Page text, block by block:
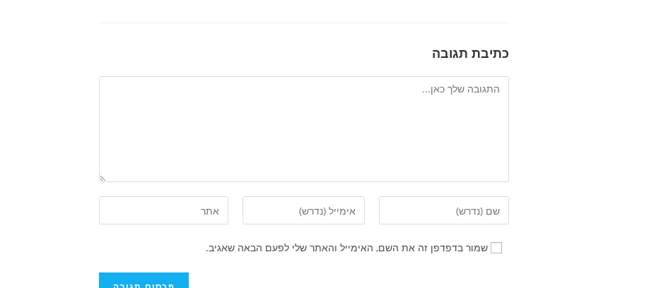
כתיבת תגובה
שמור בדפדפן זה את השם, האימייל והאתר שלי לפעם הבאה שאגיב.